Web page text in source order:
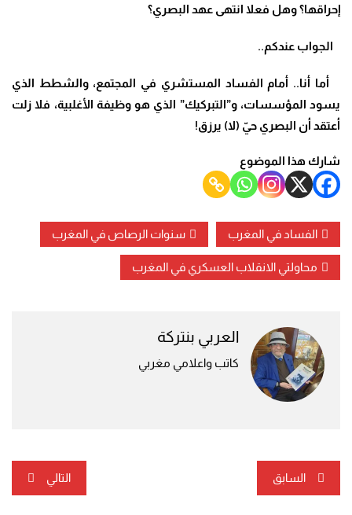
إحراقها؟ وهل فعلا انتهى عهد البصري؟
الجواب عندكم..
أما أنا.. أمام الفساد المستشري في المجتمع، والشطط الذي
يسود المؤسسات، و”التبركيك” الذي هو وظيفة الأغلبية، فلا زلت
أعتقد أن البصري حيّ (لا) يرزق!
شارك هذا الموضوع
الفساد في المغرب سنوات الرصاص في المغرب
محاولتي الانقلاب العسكري في المغرب
العربي بنتركة
كاتب واعلامي مغربي
تصفّح
المقالات
السابق التالي